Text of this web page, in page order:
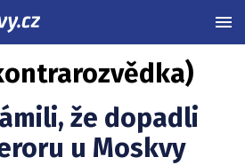
že dopadli
u Moskvy